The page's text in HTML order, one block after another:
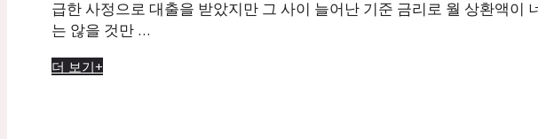
급한 사정으로 대출을 받았지만 그 사이 늘어난 기준 금리로 월 상환액이
는 않을 것만 …
더 보기+